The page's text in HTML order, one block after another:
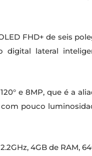
FHD+ de seis
lateral
e 8MP, que é a
pouco
4GB de RAM,